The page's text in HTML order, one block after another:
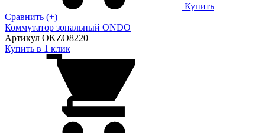
Купить
Сравнить (+)
Коммутатор зональный ONDO
Артикул OKZO8220
Купить в 1 клик